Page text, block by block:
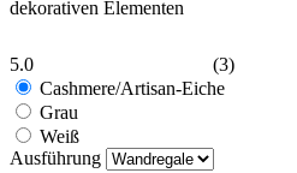
5.0
(3)
Cashmere/Artisan-Eiche
Grau
Weiß
Ausführung